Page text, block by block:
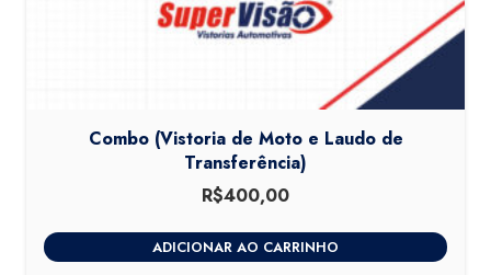
Combo (Vistoria de Moto e Laudo de
Transferência)
R$400,00
ADICIONAR AO CARRINHO